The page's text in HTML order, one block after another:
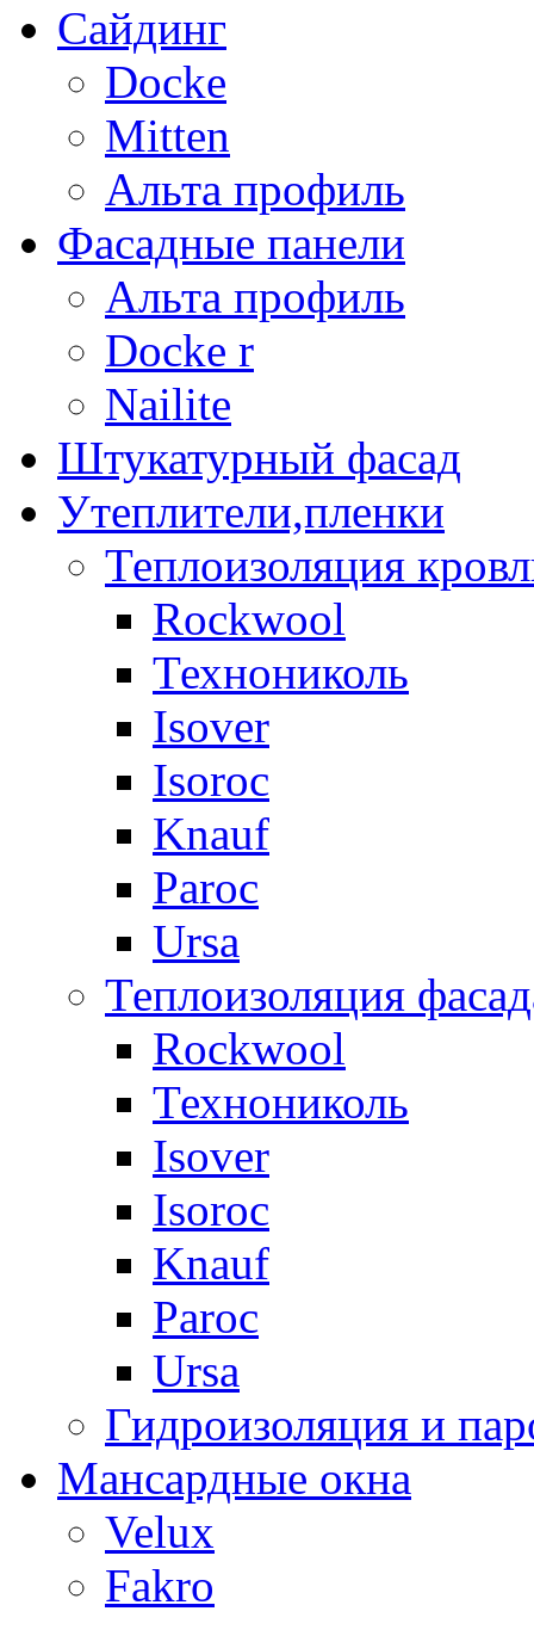
Сайдинг
Docke
Mitten
Альта профиль
Фасадные панели
Альта профиль
Docke r
Nailite
Штукатурный фасад
Утеплители,пленки
Теплоизоляция
Rockwool
Технониколь
Isover
Isoroc
Knauf
Paroc
Ursa
Теплоизоляция
Rockwool
Технониколь
Isover
Isoroc
Knauf
Paroc
Ursa
Гидроизоляция и
Мансардные окна
Velux
Fakro